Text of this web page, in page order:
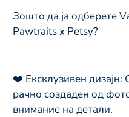
Зошто да ја одберете
Pawtraits x Petsy?
❤️ Ексклузивен дизајн:
рачно создаден од
внимание на детали.